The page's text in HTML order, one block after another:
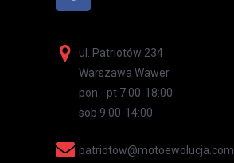
ul. Patriotów 234
Warszawa Wawer
pon - pt 7:00-18:00
sob 9:00-14:00
patriotow@motoewolucja.com